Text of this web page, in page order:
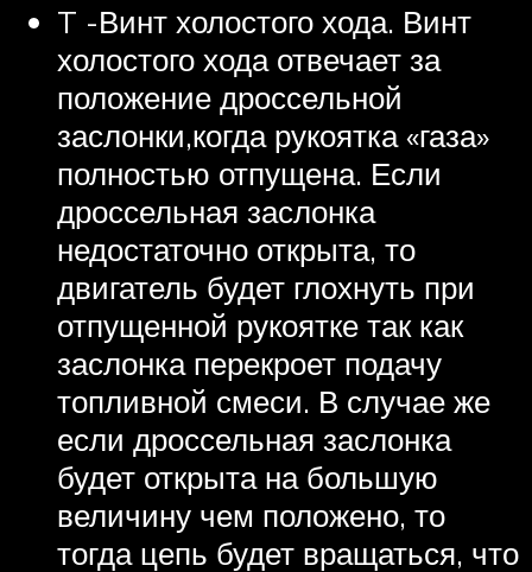
T -Винт холостого хода. Винт
холостого хода отвечает за
положение дроссельной
заслонки,когда рукоятка «газа»
полностью отпущена. Если
дроссельная заслонка
недостаточно открыта, то
двигатель будет глохнуть при
отпущенной рукоятке так как
заслонка перекроет подачу
топливной смеси. В случае же
если дроссельная заслонка
будет открыта на большую
величину чем положено, то
тогда цепь будет вращаться, что